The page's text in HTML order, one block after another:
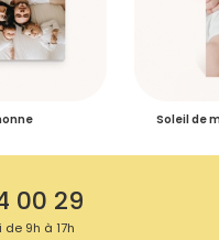
Soleil de
00 29
9h à 17h